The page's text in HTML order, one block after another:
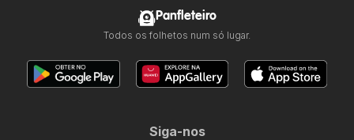
Panfleteiro
Todos os folhetos num só lugar.
Siga-nos